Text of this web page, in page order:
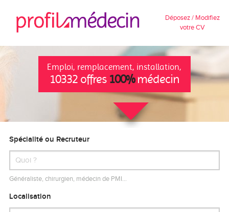
Déposez / Modifiez
votre CV
Emploi, remplacement, installation,
10332 offres 100%médecin
Spécialité ou Recruteur
Généraliste, chirurgien, médecin de PMI…
Localisation